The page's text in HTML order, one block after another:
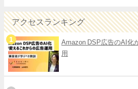
アクセスランキング
Amazon DSP広告のAI化
用